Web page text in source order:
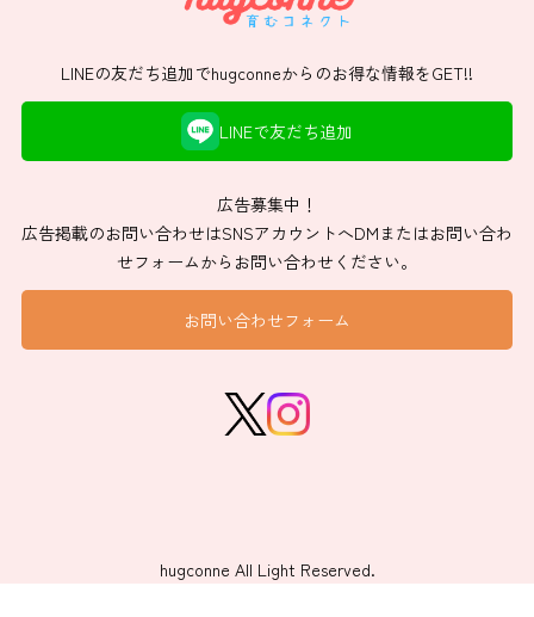
LINEの友だち追加でhugconneからのお得な情報をGET!!
LINEで友だち追加
広告募集中！
広告掲載のお問い合わせはSNSアカウントへDMまたはお問い合わ
せフォームからお問い合わせください。
お問い合わせフォーム
hugconne All Light Reserved.